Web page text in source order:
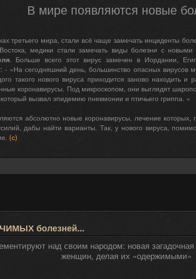
В мире появляются новые
третьего мира, стали всё чаще замечать инциденты
медики стали замечать виды болезни с новыми
. Больше всего этот вирус замечен в Иордании,
- «На сегодняшний день, большинство опасных вирусов
такого нового вируса приходится заново находить и
коронавирусы. Под микроскопом, они выглядят
вызвал эпидемию пневмонии и птичьего гриппа. »
абсолютно новые коронавирусы, лечение которых,
дабы найти варианты. Так, у нового вируса,
(с)
болезней...
над своим народом: новая
женщин, делая их «одержимыми»